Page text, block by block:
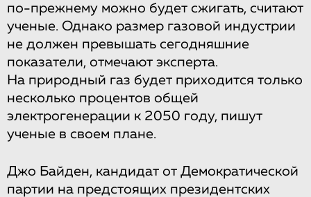
по-прежнему можно будет сжигать, считают
ученые. Однако размер газовой индустрии
не должен превышать сегодняшние
показатели, отмечают эксперта.
На природный газ будет приходится только
несколько процентов общей
электрогенерации к 2050 году, пишут
ученые в своем плане.
Джо Байден, кандидат от Демократической
партии на предстоящих президентских